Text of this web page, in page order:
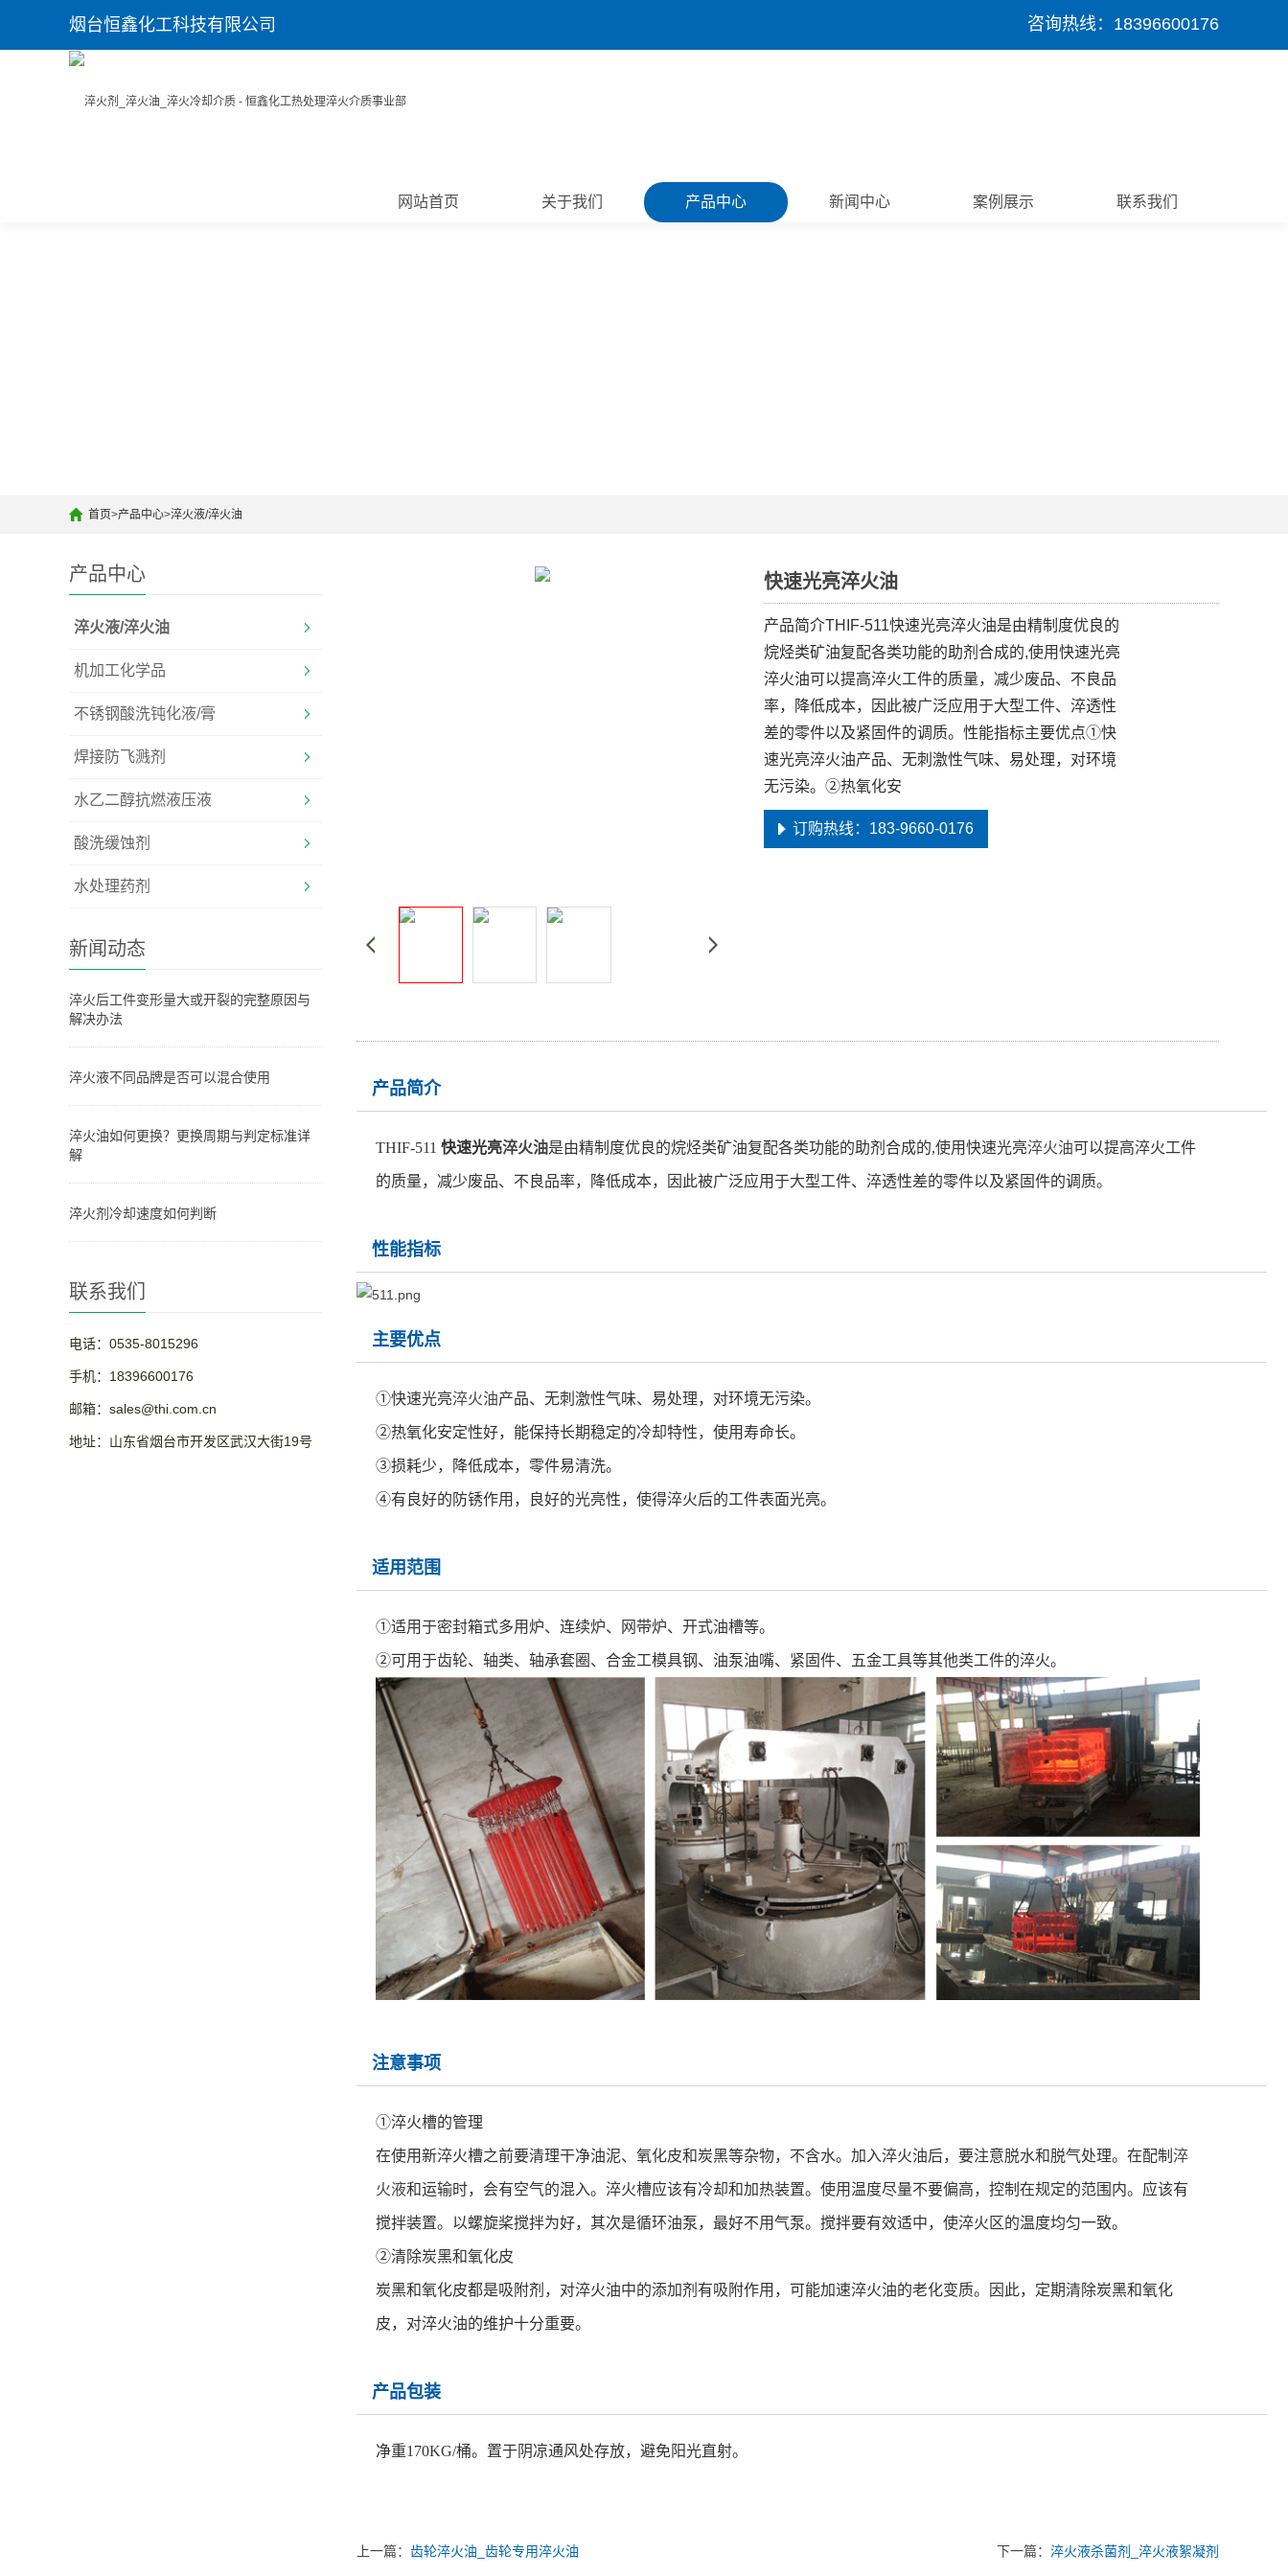
烟台恒鑫化工科技有限公司 咨询热线：18396600176
网站首页 关于我们 产品中心 新闻中心 案例展示 联系我们
首页>产品中心>淬火液/淬火油
产品中心
淬火液/淬火油
机加工化学品
不锈钢酸洗钝化液/膏
焊接防飞溅剂
水乙二醇抗燃液压液
酸洗缓蚀剂
水处理药剂
新闻动态
淬火后工件变形量大或开裂的完整原因与
解决办法
淬火液不同品牌是否可以混合使用
淬火油如何更换？更换周期与判定标准详
解
淬火剂冷却速度如何判断
联系我们
电话：0535-8015296
手机：18396600176
邮箱：sales@thi.com.cn
地址：山东省烟台市开发区武汉大街19号
快速光亮淬火油
产品简介THIF-511快速光亮淬火油是由精制度优良的
烷烃类矿油复配各类功能的助剂合成的,使用快速光亮
淬火油可以提高淬火工件的质量，减少废品、不良品
率，降低成本，因此被广泛应用于大型工件、淬透性
差的零件以及紧固件的调质。性能指标主要优点①快
速光亮淬火油产品、无刺激性气味、易处理，对环境
无污染。②热氧化安
订购热线：183-9660-0176
产品简介
THIF-511 快速光亮淬火油是由精制度优良的烷烃类矿油复配各类功能的助剂合成的,使用快速光亮淬火油可以提高淬火工件
的质量，减少废品、不良品率，降低成本，因此被广泛应用于大型工件、淬透性差的零件以及紧固件的调质。
性能指标
主要优点
①快速光亮淬火油产品、无刺激性气味、易处理，对环境无污染。
②热氧化安定性好，能保持长期稳定的冷却特性，使用寿命长。
③损耗少，降低成本，零件易清洗。
④有良好的防锈作用，良好的光亮性，使得淬火后的工件表面光亮。
适用范围
①适用于密封箱式多用炉、连续炉、网带炉、开式油槽等。
②可用于齿轮、轴类、轴承套圈、合金工模具钢、油泵油嘴、紧固件、五金工具等其他类工件的淬火。
注意事项
①淬火槽的管理
在使用新淬火槽之前要清理干净油泥、氧化皮和炭黑等杂物，不含水。加入淬火油后，要注意脱水和脱气处理。在配制 淬
火液和运输时，会有空气的混入。淬火槽应该有冷却和加热装置。使用温度尽量不要偏高，控制在规定的范围内。应该有
搅拌装置。以螺旋桨搅拌为好，其次是循环油泵，最好不用气泵。搅拌要有效适中，使淬火区的温度均匀一致。
②清除炭黑和氧化皮
炭黑和氧化皮都是吸附剂，对淬火油中的添加剂有吸附作用，可能加速淬火油的老化变质。因此，定期清除炭黑和氧化
皮，对淬火油的维护十分重要。
产品包装
净重170KG/桶。置于阴凉通风处存放，避免阳光直射。
上一篇： 齿轮淬火油_齿轮专用淬火油 下一篇： 淬火液杀菌剂_淬火液絮凝剂